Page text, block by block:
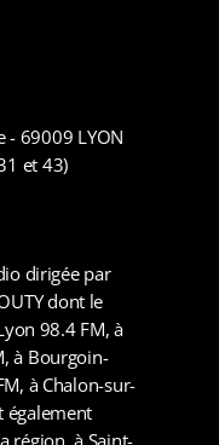
- 69009 LYON
et 43)
dirigée par
dont le
98.4 FM, à
à Bourgoin-
à Chalon-sur-
également
région, à Saint-